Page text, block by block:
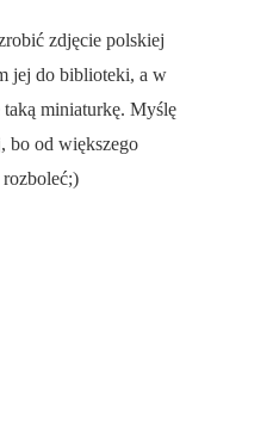
zdjęcie polskiej
jej do biblioteki, a w
taką miniaturkę. Myślę
bo od większego
rozboleć;)